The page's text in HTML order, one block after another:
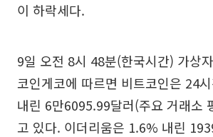
이 하락세다.
9일 오전 8시 48분(한국시간) 가상
코인게코에 따르면 비트코인은 24
내린 6만6095.99달러(주요 거래소
고 있다. 이더리움은 1.6% 내린